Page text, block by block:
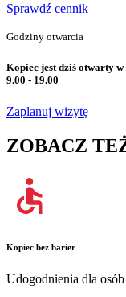
Sprawdź cennik
Godziny otwarcia
Kopiec jest dziś otwarty
9.00 - 19.00
Zaplanuj wizytę
ZOBACZ
Kopiec bez barier
Udogodnienia dla